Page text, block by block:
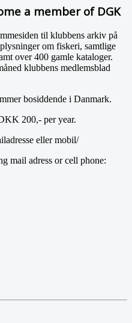
a member of DGK
til klubbens arkiv på
om fiskeri, samtlige
over 400 gamle kataloger.
klubbens medlemsblad
bosiddende i Danmark.
200,- per year.
eller mobil/
mail adress or cell phone: